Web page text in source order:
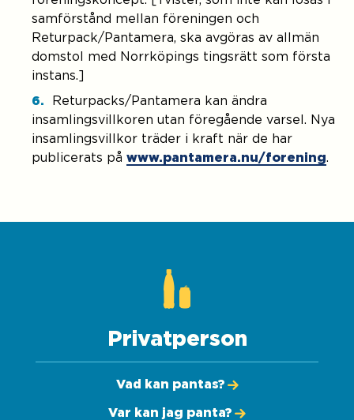
samförstånd mellan föreningen och
Returpack/Pantamera, ska avgöras av allmän
domstol med Norrköpings tingsrätt som första
instans.]
Returpacks/Pantamera kan ändra
insamlingsvillkoren utan föregående varsel. Nya
insamlingsvillkor träder i kraft när de har
publicerats på www.pantamera.nu/forening.
Privatperson
Vad kan pantas?
Var kan jag panta?